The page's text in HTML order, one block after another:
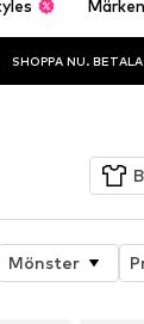
Märken
SHOPPA NU.
Mönster